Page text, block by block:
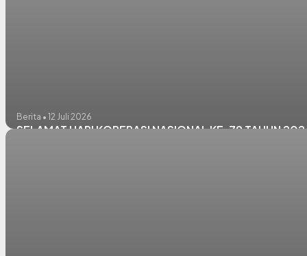
Berita • 12 Juli 2026
SELAMAT HARI KOPERASI NASIONAL KE-79 TAHUN